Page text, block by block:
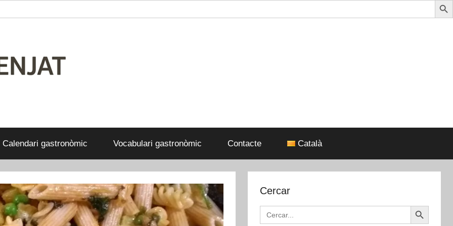
Calendari gastronòmic Vocabulari gastronòmic Contacte Català
Cercar
Search
for:
Search Button